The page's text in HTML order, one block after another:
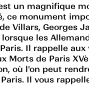
un magnifique
ce monument
Villars, Georges
les
Il rappelle
de Paris
où l'on peut
Il vous